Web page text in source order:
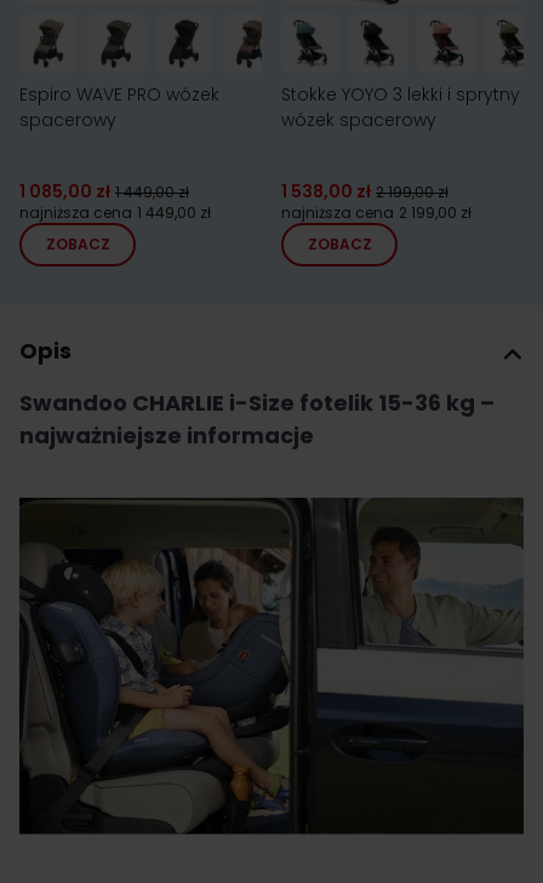
Espiro WAVE PRO wózek
spacerowy
1 085,00 zł 1 449,00 zł
najniższa cena 1 449,00 zł
ZOBACZ
Stokke YOYO 3 lekki i sprytny
wózek spacerowy
1 538,00 zł 2 199,00 zł
najniższa cena 2 199,00 zł
ZOBACZ
Opis
Swandoo CHARLIE i-Size fotelik 15-36 kg –
najważniejsze informacje